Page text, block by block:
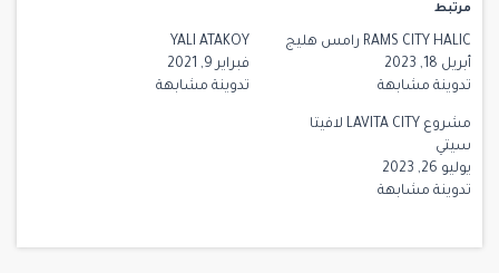
مرتبط
RAMS CITY HALIC رامس هليج
أبريل 18, 2023
تدوينة مشابهة
YALI ATAKOY
فبراير 9, 2021
تدوينة مشابهة
مشروع LAVITA CITY لافيتا
سيتي
يوليو 26, 2023
تدوينة مشابهة